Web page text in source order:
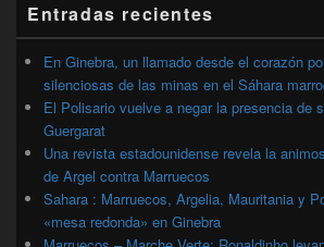
lateral
primaria
Entradas recientes
En Ginebra, un llamado desde el corazón
silenciosas de las minas en el Sáhara
El Polisario vuelve a negar la presencia de
Guergarat
Una revista estadounidense revela la
de Argel contra Marruecos
Sahara : Marruecos, Argelia, Mauritania y
«mesa redonda» en Ginebra